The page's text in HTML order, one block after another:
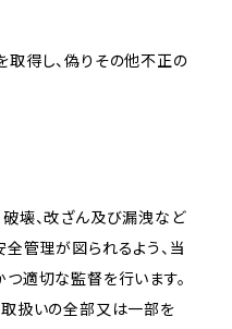
取得し、偽りその他不正の
破壊、改ざん及び漏洩など
全管理が図られるよう、当
つ適切な監督を行います。
取扱いの全部又は一部を